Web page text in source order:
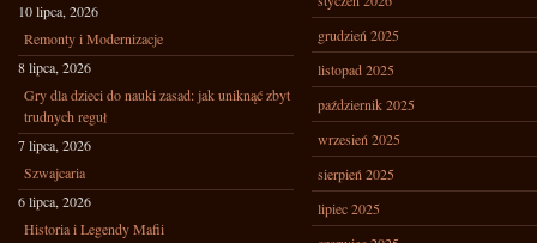
10 lipca, 2026
Remonty i Modernizacje
8 lipca, 2026
Gry dla dzieci do nauki zasad: jak uniknąć zbyt
trudnych reguł
7 lipca, 2026
Szwajcaria
6 lipca, 2026
Historia i Legendy Mafii
grudzień 2025
listopad 2025
październik 2025
wrzesień 2025
sierpień 2025
lipiec 2025